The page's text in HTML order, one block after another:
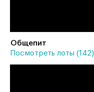
Общепит
Посмотреть лоты (142)